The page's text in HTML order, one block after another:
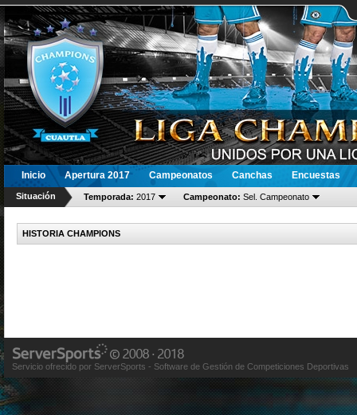
Inicio Apertura 2017 Campeonatos Canchas Encuestas
Situación Temporada: 2017 Campeonato: Sel. Campeonato
HISTORIA CHAMPIONS
Servicio ofrecido por ServerSports - Software de Gestión de Competiciones Deportivas